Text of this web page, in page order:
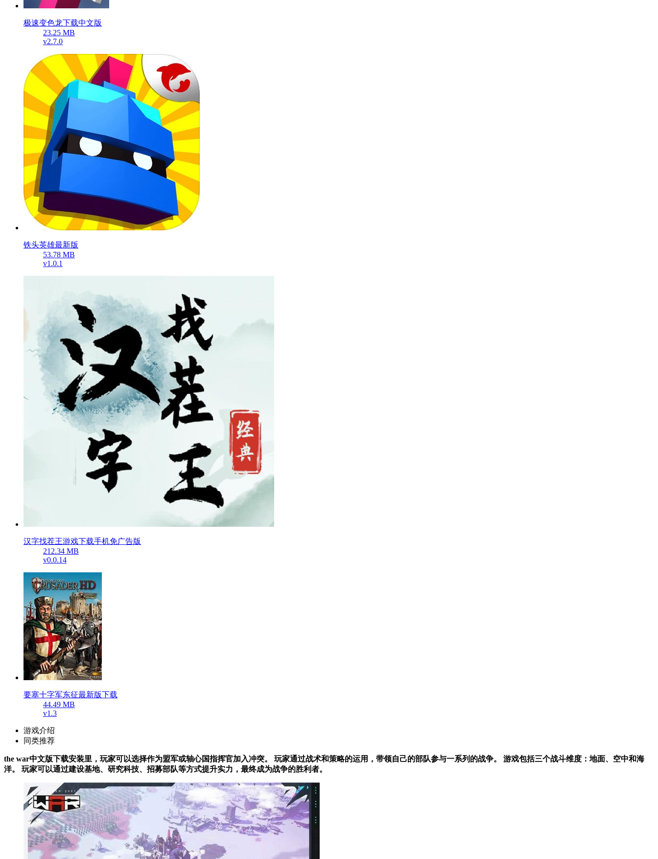
极速变色龙下载中文版
23.25 MB
v2.7.0
铁头英雄最新版
53.78 MB
v1.0.1
汉字找茬王游戏下载手机免广告版
212.34 MB
v0.0.14
要塞十字军东征最新版下载
44.49 MB
v1.3
游戏介绍
同类推荐
the war中文版下载安装里，玩家可以选择作为盟军或轴心国指挥官加入冲突。 玩家通过战术和策略的运用，带领自己的部队参与一系列的战争。 游戏包括三个战斗维度：地面、空中和海
洋。 玩家可以通过建设基地、研究科技、招募部队等方式提升实力，最终成为战争的胜利者。